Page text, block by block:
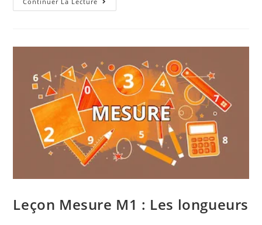
Leçon Mesure M1 : Les longueurs